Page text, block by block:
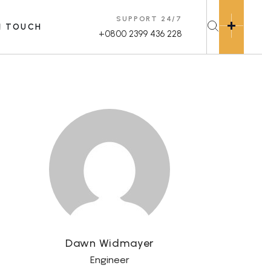
TOUCH
SUPPORT 24/7
+0800 2399 436 228
Dawn Widmayer
Engineer